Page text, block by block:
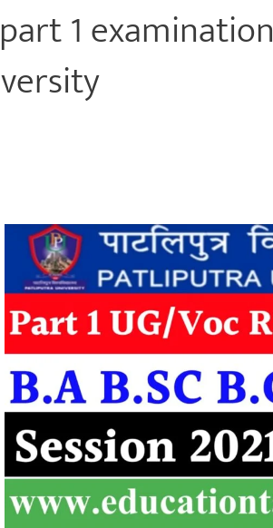
1
Patliputra
University
Part
Registration
2021-
24|PPU
Part
Registration
Form
Online